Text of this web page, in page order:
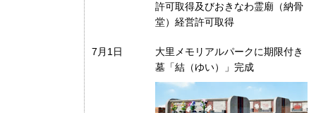
許可取得及びおきなわ霊廟（納骨
堂）経営許可取得
7月1日
大里メモリアルパークに期限付き
墓「結（ゆい）」完成